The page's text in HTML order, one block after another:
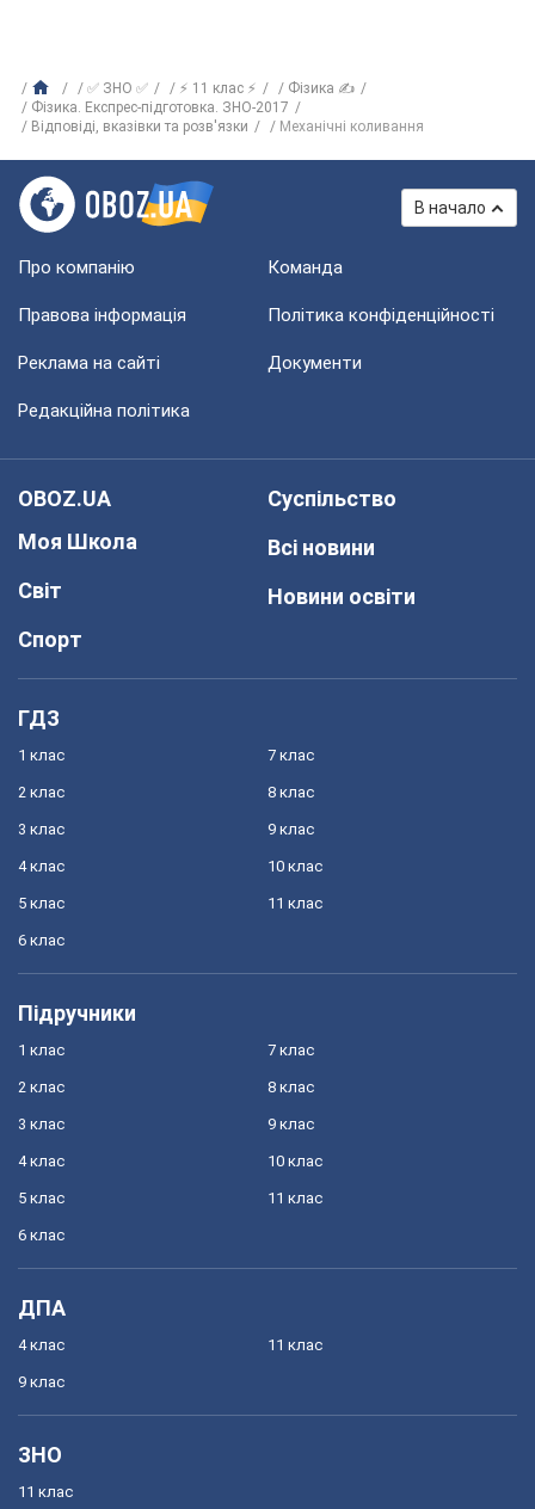
✅ ЗНО ✅ ⚡ 11 клас ⚡
Фізика ✍
Фізика. Експрес-підготовка. ЗНО-2017
Відповіді, вказівки та розв'язки
Механічні коливання
В начало
Про компанію Команда
Правова інформація Політика конфіденційності
Реклама на сайті Документи
Редакційна політика
OBOZ.UA
Моя Школа
Світ
Спорт
Суспільство
Всі новини
Новини освіти
ГДЗ
1 клас
2 клас
3 клас
4 клас
5 клас
6 клас
7 клас
8 клас
9 клас
10 клас
11 клас
Підручники
1 клас
2 клас
3 клас
4 клас
5 клас
6 клас
7 клас
8 клас
9 клас
10 клас
11 клас
ДПА
4 клас
9 клас
11 клас
ЗНО
11 клас